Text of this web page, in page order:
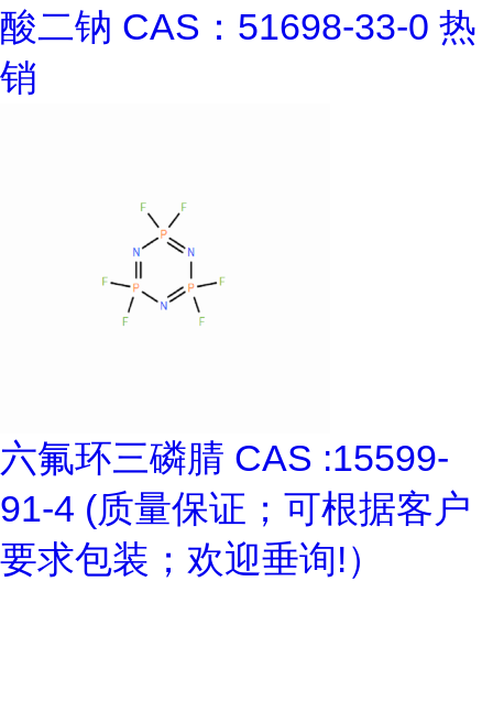
酸二钠 CAS：51698-33-0 热
销
六氟环三磷腈 CAS :15599-
91-4 (质量保证；可根据客户
要求包装；欢迎垂询!）